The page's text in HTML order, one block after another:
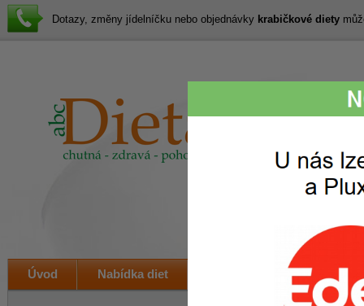
Dotazy, změny jídelníčku nebo objednávky krabičkové diety
Úvod Nabídka diet